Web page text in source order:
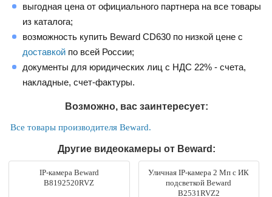
выгодная цена от официального партнера на все товары
из каталога;
возможность купить Beward CD630 по низкой цене с
доставкой по всей России;
документы для юридических лиц с НДС 22% - счета,
накладные, счет-фактуры.
Возможно, вас заинтересует:
Все товары производителя Beward.
Другие видеокамеры от Beward:
IP-камера Beward
B8192520RVZ
Уличная IP-камера 2 Мп с ИК
подсветкой Beward
B2531RVZ2